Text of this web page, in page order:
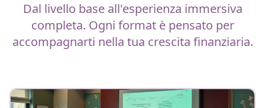
Dal livello base all'esperienza immersiva
completa. Ogni format è pensato per
accompagnarti nella tua crescita finanziaria.